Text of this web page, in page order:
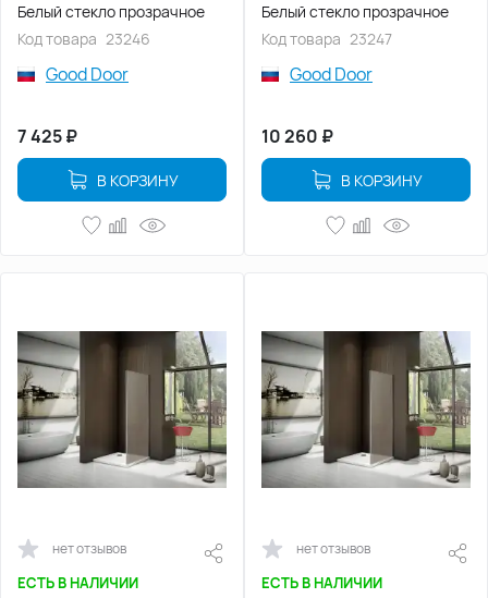
Белый стекло прозрачное
Код товара 23246
Good Door
7 425₽
В КОРЗИНУ
Белый стекло прозрачное
Код товара 23247
Good Door
10 260 ₽
В КОРЗИНУ
нет отзывов
ЕСТЬ В НАЛИЧИИ
нет отзывов
ЕСТЬ В НАЛИЧИИ